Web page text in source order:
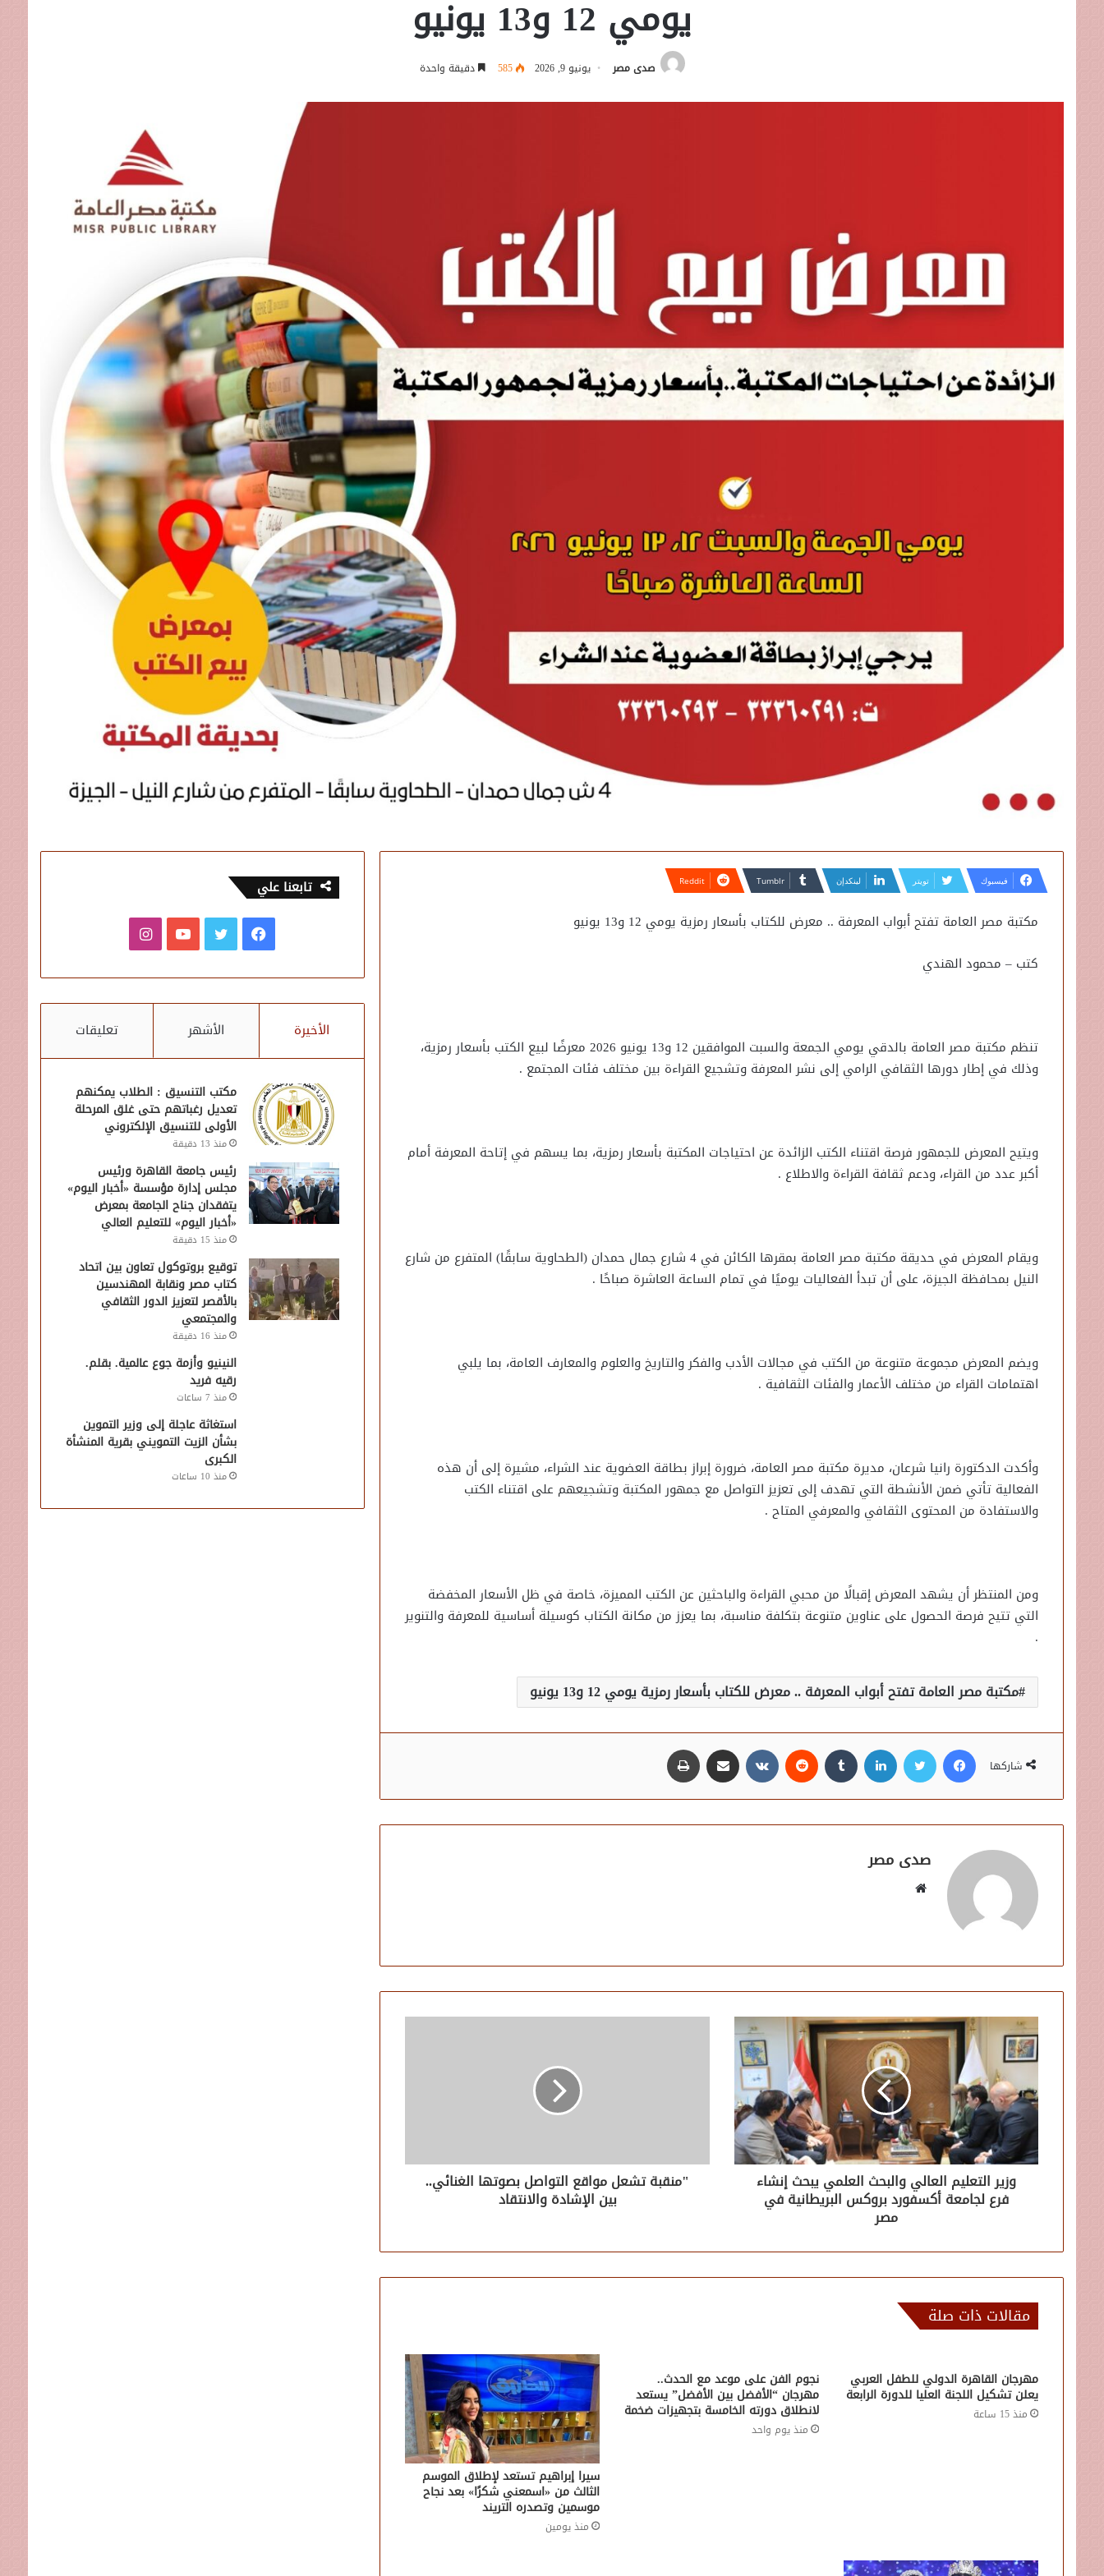
يومي 12 و13 يونيو
صدى مصر يونيو 9, 2026 585 دقيقة واحدة
فيسبوك تويتر لينكدإن
مكتبة مصر العامة تفتح أبواب المعرفة .. معرض للكتاب بأسعار رمزية يومي 12 و13 يونيو
كتب – محمود الهندي
تنظم مكتبة مصر العامة بالدقي يومي الجمعة والسبت الموافقين 12 و13 يونيو 2026 معرضًا لبيع الكتب بأسعار رمزية،
وذلك في إطار دورها الثقافي الرامي إلى نشر المعرفة وتشجيع القراءة بين مختلف فئات المجتمع .
ويتيح المعرض للجمهور فرصة اقتناء الكتب الزائدة عن احتياجات المكتبة بأسعار رمزية، بما يسهم في إتاحة المعرفة أمام
أكبر عدد من القراء، ودعم ثقافة القراءة والاطلاع .
ويقام المعرض في حديقة مكتبة مصر العامة بمقرها الكائن في 4 شارع جمال حمدان (الطحاوية سابقًا) المتفرع من شارع
النيل بمحافظة الجيزة، على أن تبدأ الفعاليات يوميًا في تمام الساعة العاشرة صباحًا .
ويضم المعرض مجموعة متنوعة من الكتب في مجالات الأدب والفكر والتاريخ والعلوم والمعارف العامة، بما يلبي
اهتمامات القراء من مختلف الأعمار والفئات الثقافية .
وأكدت الدكتورة رانيا شرعان، مديرة مكتبة مصر العامة، ضرورة إبراز بطاقة العضوية عند الشراء، مشيرة إلى أن هذه
الفعالية تأتي ضمن الأنشطة التي تهدف إلى تعزيز التواصل مع جمهور المكتبة وتشجيعهم على اقتناء الكتب
والاستفادة من المحتوى الثقافي والمعرفي المتاح .
ومن المنتظر أن يشهد المعرض إقبالًا من محبي القراءة والباحثين عن الكتب المميزة، خاصة في ظل الأسعار المخفضة
التي تتيح فرصة الحصول على عناوين متنوعة بتكلفة مناسبة، بما يعزز من مكانة الكتاب كوسيلة أساسية للمعرفة والتنوير
.
مكتبة مصر العامة تفتح أبواب المعرفة .. معرض للكتاب بأسعار رمزية يومي 12 و13 يونيو
شاركها
فيسبوك تويتر لينكدإن مشاركة عبر البريد
صدى مصر
موقع
وزير التعليم العالي والبحث العلمي يبحث إنشاء
فرع لجامعة أكسفورد بروكس البريطانية في
مصر
"منقبة تشعل مواقع التواصل بصوتها الغنائي..
بين الإشادة والانتقاد
مقالات ذات صلة
مهرجان القاهرة الدولي للطفل العربي
يعلن تشكيل اللجنة العليا للدورة الرابعة
منذ 15 ساعة
نجوم الفن على موعد مع الحدث..
مهرجان “الأفضل بين الأفضل” يستعد
لانطلاق دورته الخامسة بتجهيزات ضخمة
منذ يوم واحد
سيرا إبراهيم تستعد لإطلاق الموسم
الثالث من «اسمعني شكرًا» بعد نجاح
موسمين وتصدره التريند
منذ يومين
تابعنا علي
فيسبوكتويتر يوتيوبانستقرام
الأخيرة الأشهر تعليقات
مكتب التنسيق : الطلاب يمكنهم
تعديل رغباتهم حتى غلق المرحلة
الأولى للتنسيق الإلكتروني
منذ 13 دقيقة
رئيس جامعة القاهرة ورئيس
مجلس إدارة مؤسسة «أخبار اليوم»
يتفقدان جناح الجامعة بمعرض
«أخبار اليوم» للتعليم العالي
منذ 15 دقيقة
توقيع بروتوكول تعاون بين اتحاد
كتاب مصر ونقابة المهندسين
بالأقصر لتعزيز الدور الثقافي
والمجتمعي
منذ 16 دقيقة
النينيو وأزمة جوع عالمية. بقلم.
رقيه فريد
منذ 7 ساعات
استغاثة عاجلة إلى وزير التموين
بشأن الزيت التمويني بقرية المنشأة
الكبرى
منذ 10 ساعات